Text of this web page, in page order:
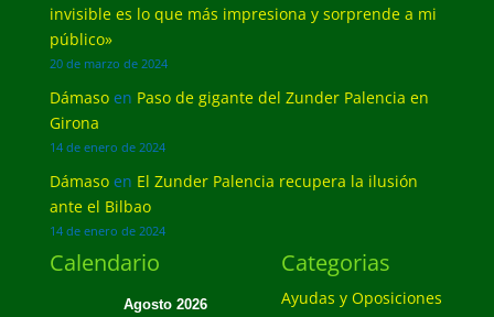
invisible es lo que más impresiona y sorprende a mi
público»
20 de marzo de 2024
Dámasoen Paso de gigante del Zunder Palencia en
Girona
14 de enero de 2024
Dámasoen El Zunder Palencia recupera la ilusión
ante el Bilbao
14 de enero de 2024
Calendario
Agosto 2026
Categorias
Ayudas y Oposiciones